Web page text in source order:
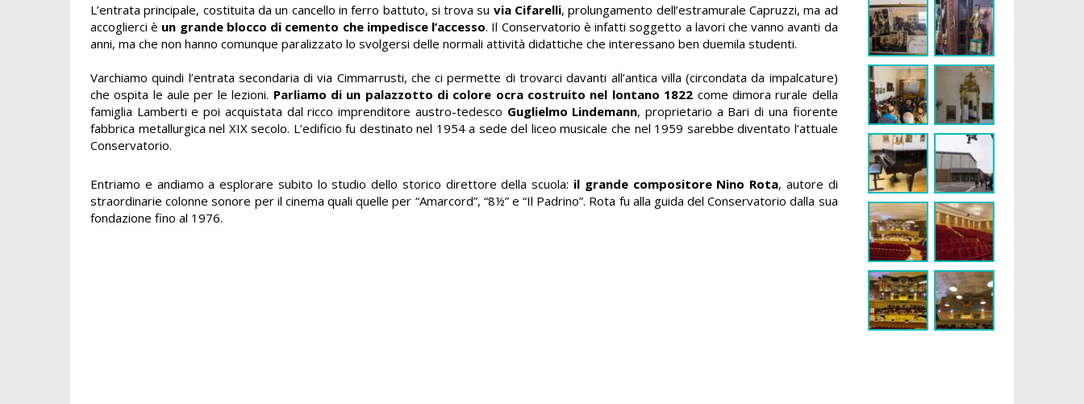
L’entrata principale, costituita da un cancello in ferro battuto, si trova su via Cifarelli, prolungamento dell’estramurale Capruzzi, ma ad
accoglierci è un grande blocco di cemento che impedisce l’accesso. Il Conservatorio è infatti soggetto a lavori che vanno avanti da
anni, ma che non hanno comunque paralizzato lo svolgersi delle normali attività didattiche che interessano ben duemila studenti.
Varchiamo quindi l’entrata secondaria divia Cimmarrusti, che ci permette di trovarci davanti all’antica villa (circondata da impalcature)
che ospita le aule per le lezioni. Parliamo di un palazzotto di colore ocra costruito nel lontano 1822 come dimora rurale della
famiglia Lamberti e poi acquistata dal ricco imprenditore austro-tedesco Guglielmo Lindemann, proprietario a Bari di una fiorente
fabbrica metallurgica nel XIX secolo. L’edificio fu destinato nel 1954 a sede del liceo musicale che nel 1959 sarebbe diventato l’attuale
Conservatorio.
Entriamo e andiamo a esplorare subito lo studio dello storico direttore della scuola: il grande compositore Nino Rota, autore di
straordinarie colonne sonore per il cinema quali quelle per “Amarcord”, “8½” e “Il Padrino”. Rota fu alla guida del Conservatorio dalla sua
fondazione fino al 1976.